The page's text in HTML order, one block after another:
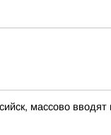
массово вводят